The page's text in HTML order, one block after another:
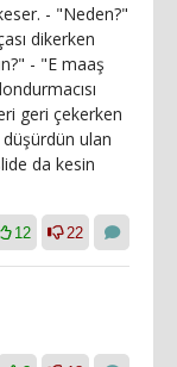
- "Neden?"
dikerken
- "E maaş
geri çekerken
ulan
da kesin
12 22